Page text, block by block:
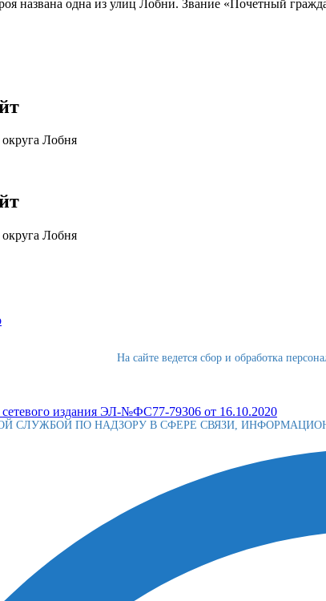
названа одна из улиц Лобни. Звание «Почетный
Лобня
Лобня
На сайте ведется сбор и обработка
сетевого издания ЭЛ-№ФС77-79306 от 16.10.2020
СЛУЖБОЙ ПО НАДЗОРУ В СФЕРЕ СВЯЗИ,